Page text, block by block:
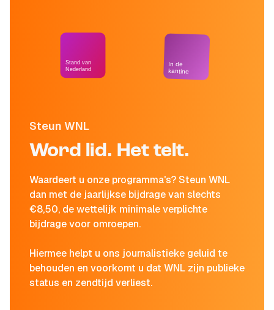
Steun WNL
Word lid. Het telt.
Waardeert u onze programma's? Steun WNL
dan met de jaarlijkse bijdrage van slechts
€8,50, de wettelijk minimale verplichte
bijdrage voor omroepen.
Hiermee helpt u ons journalistieke geluid te
behouden en voorkomt u dat WNL zijn publieke
status en zendtijd verliest.
Stand van
Nederland
In de
kantine